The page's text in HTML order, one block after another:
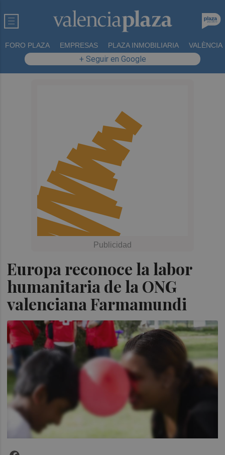
FORO PLAZA EMPRESAS PLAZA INMOBILIARIA VALÈNCIA
+ Seguir en Google
Europa reconoce la labor
humanitaria de la ONG
valenciana Farmamundi